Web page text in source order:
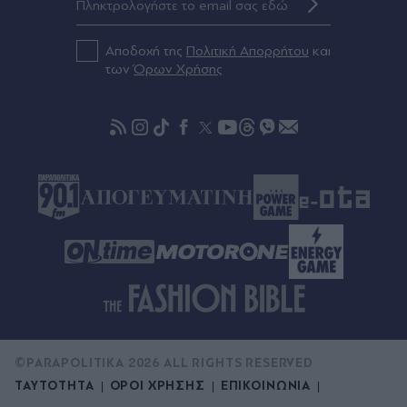
Ελλάδας-Κύπρου - Σταύρος Παπασταύρου στα
επένδυση στην ενεργειακή ασφάλεια της
Το λάθος που κάνουν πολλοί όταν παρκάρουν
Αποδοχή της Πολιτική Απορρήτου και
τωνΌρων Χρήσης
ΤΑΥΤΟΤΗΤΑ ΟΡΟΙ ΧΡΗΣΗΣ
ΕΠΙΚΟΙΝΩΝΙΑ
©PARAPOLITIKA 2026 ALL RIGHTS RESERVED